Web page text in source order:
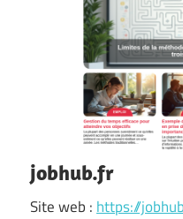
jobhub.fr
Site web : https://